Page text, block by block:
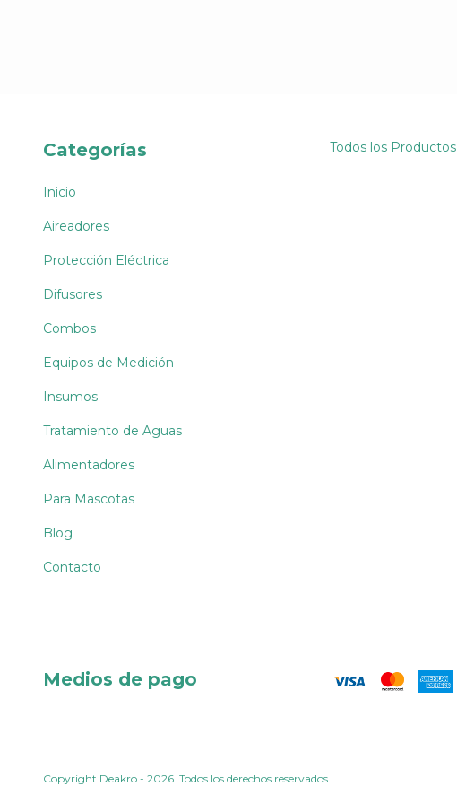
Categorías
Inicio
Aireadores
Protección Eléctrica
Difusores
Combos
Equipos de Medición
Insumos
Tratamiento de Aguas
Alimentadores
Para Mascotas
Blog
Contacto
Todos los Productos
Medios de pago
Copyright Deakro - 2026. Todos los derechos reservados.